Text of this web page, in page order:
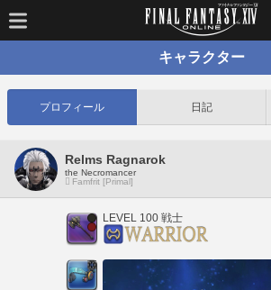
キャラクター
プロフィール 日記
Relms Ragnarok
the Necromancer
Famfrit [Primal]
LEVEL 100 戦士